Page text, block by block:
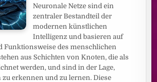
Neuronale Netze sind ein
zentraler Bestandteil der
modernen künstlichen
Intelligenz und basieren auf
Funktionsweise des menschlichen
aus Schichten von Knoten, die als
werden, und sind in der Lage,
zu erkennen und zu lernen. Diese